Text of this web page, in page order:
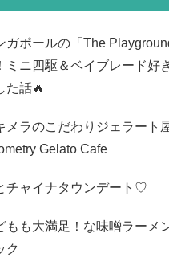
ガポールの「The
ミニ四駆＆ベイブレード好
た話🔥
メラのこだわりジェラート
Gelato Cafe
チャイナタウンデート♡
もも大満足！な味噌ラーメ
ク